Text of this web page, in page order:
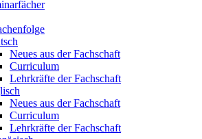
Neues aus der Fachschaft
Curriculum
Lehrkräfte der Fachschaft
Neues aus der Fachschaft
Curriculum
Lehrkräfte der Fachschaft